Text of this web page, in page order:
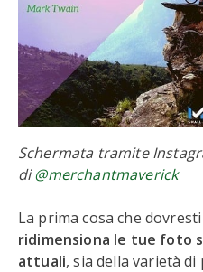
Schermata tramite
di@merchantmaverick
La prima cosa che
ridimensiona le tue foto
attuali, sia della varietà